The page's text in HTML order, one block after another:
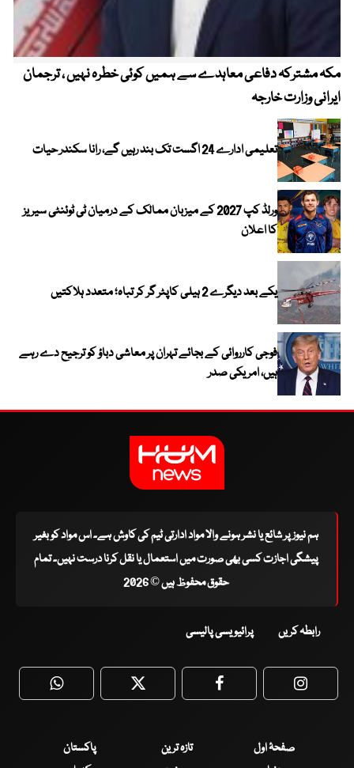
مکہ مشترکہ دفاعی معاہدے سے ہمیں کوئی خطرہ نہیں ، ترجمان
ایرانی وزارت خارجہ
تعلیمی ادارے 24 اگست تک بند رہیں گے، رانا سکندر حیات
ورلڈ کپ 2027 کے میزبان ممالک کے درمیان ٹی ٹوئنٹی سیریز
کا اعلان
یکے بعد دیگرے 2 ہیلی کاپٹر گر کر تباہ؛ متعدد ہلاکتیں
فوجی کارروائی کے بجائے تہران پر معاشی دباؤ کو ترجیح دے رہے
ہیں، امریکی صدر
ہم نیوز پر شائع یا نشر ہونے والا مواد ادارتی ٹیم کی کاوش ہے۔ اس مواد کو بغیر
پیشگی اجازت کسی بھی صورت میں استعمال یا نقل کرنا درست نہیں۔ تمام
حقوق محفوظ ہیں © 2026
رابطہ کریں پرائیویسی پالیسی
WhatsApp Twitter Facebook
صفحۂ اول تازہ ترین
پاکستان